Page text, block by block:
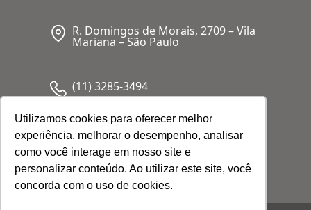
Utilizamos cookies para oferecer melhor
experiência, melhorar o desempenho, analisar
como você interage em nosso site e
personalizar conteúdo. Ao utilizar este site, você
concorda com o uso de cookies.
R. Domingos de Morais, 2709 – Vila
Mariana – São Paulo
(11) 3285-3494
CNPJ: 05.341.062/0001-80